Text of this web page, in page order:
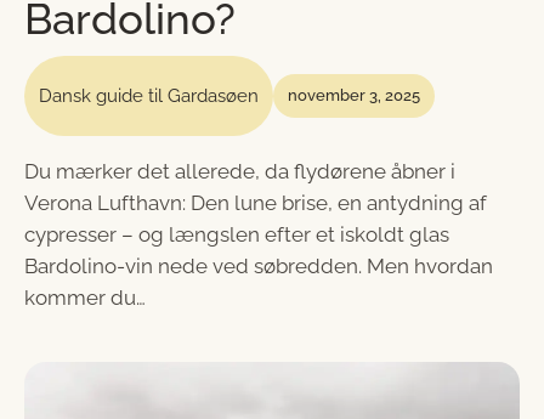
Bardolino?
Dansk guide til Gardasøen november 3, 2025
Du mærker det allerede, da flydørene åbner i
Verona Lufthavn: Den lune brise, en antydning af
cypresser – og længslen efter et iskoldt glas
Bardolino-vin nede ved søbredden. Men hvordan
kommer du…